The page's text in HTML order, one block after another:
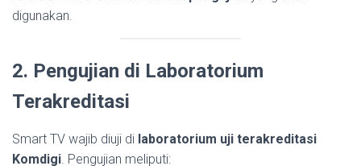
digunakan.
2. Pengujian di Laboratorium
Terakreditasi
Smart TV wajib diuji di laboratorium uji terakreditasi
Komdigi. Pengujian meliputi: